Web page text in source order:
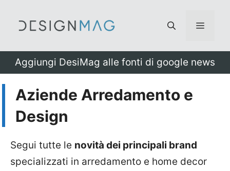
Menu
Aggiungi DesiMag alle fonti di google news
Aziende Arredamento e
Design
Segui tutte le novità dei principali brand
specializzati in arredamento e home decor